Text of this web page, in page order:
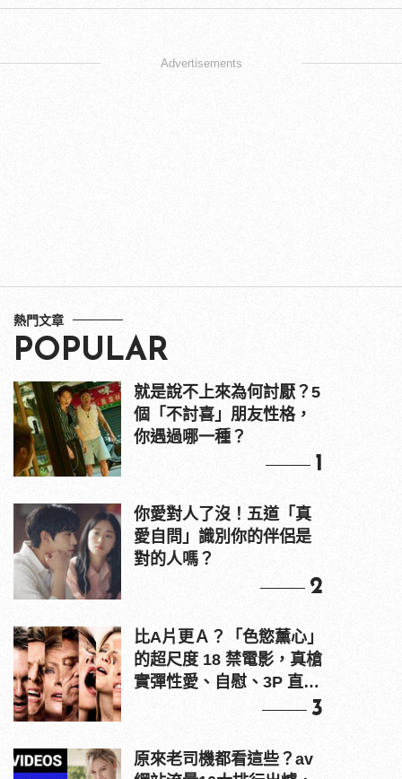
Advertisements
熱門文章
POPULAR
就是說不上來為何討厭？5
個「不討喜」朋友性格，
你遇過哪一種？
1
你愛對人了沒！五道「真
愛自問」識別你的伴侶是
對的人嗎？
2
比A片更Ａ？「色慾薰心」
的超尺度 18 禁電影，真槍
實彈性愛、自慰、3P 直接
3
原來老司機都看這些？av